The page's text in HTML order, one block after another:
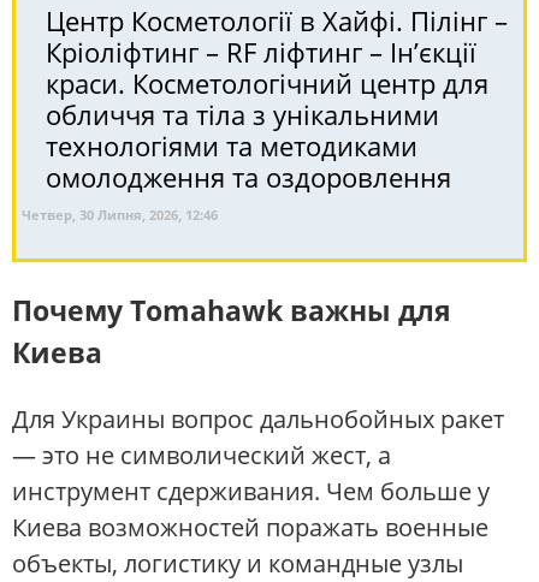
Центр Косметології в Хайфі. Пілінг –
Кріоліфтинг – RF ліфтинг – Ін’єкції
краси. Косметологічний центр для
обличчя та тіла з унікальними
технологіями та методиками
омолодження та оздоровлення
Четвер, 30 Липня, 2026, 12:46
Почему Tomahawk важны для
Киева
Для Украины вопрос дальнобойных ракет
— это не символический жест, а
инструмент сдерживания. Чем больше у
Киева возможностей поражать военные
объекты, логистику и командные узлы